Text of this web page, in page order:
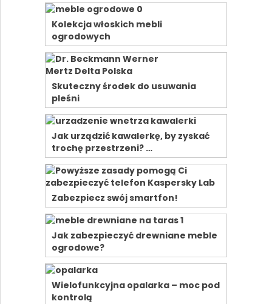
Kolekcja włoskich mebli
ogrodowych
Skuteczny środek do usuwania
pleśni
Jak urządzić kawalerkę, by zyskać
trochę przestrzeni? …
Zabezpiecz swój smartfon!
Jak zabezpieczyć drewniane meble
ogrodowe?
Wielofunkcyjna opalarka – moc pod
kontrolą